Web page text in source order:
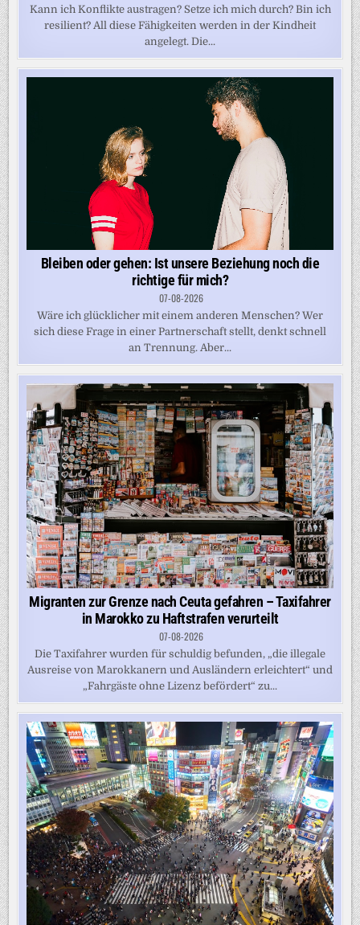
Kann ich Konflikte austragen? Setze ich mich durch? Bin ich
resilient? All diese Fähigkeiten werden in der Kindheit
angelegt. Die...
Bleiben oder gehen: Ist unsere Beziehung noch die
richtige für mich?
07-08-2026
Wäre ich glücklicher mit einem anderen Menschen? Wer
sich diese Frage in einer Partnerschaft stellt, denkt schnell
an Trennung. Aber...
Migranten zur Grenze nach Ceuta gefahren – Taxifahrer
in Marokko zu Haftstrafen verurteilt
07-08-2026
Die Taxifahrer wurden für schuldig befunden, „die illegale
Ausreise von Marokkanern und Ausländern erleichtert“ und
„Fahrgäste ohne Lizenz befördert“ zu...